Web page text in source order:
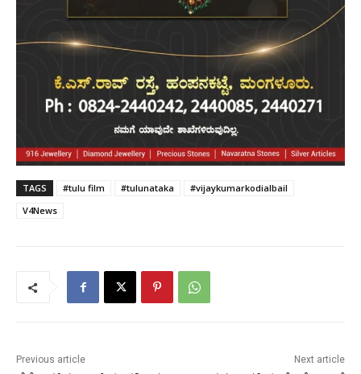
TAGS #tulu film #tulunataka
#vijaykumarkodialbail
V4News
Previous article Next article